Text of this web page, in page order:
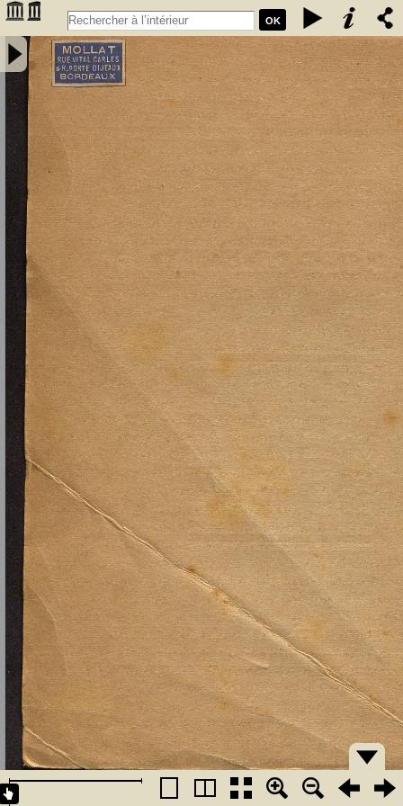
OK
Essais sur le corporatisme : corporatisme et libéralisme :
corporatisme et étatisme : corporatisme et syndicalisme - Pirou,
Gaëtan (1886-1946)